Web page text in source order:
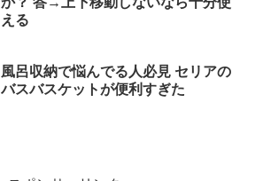
える
風呂収納で悩んでる人必見 セリアの
バスバスケットが便利すぎた